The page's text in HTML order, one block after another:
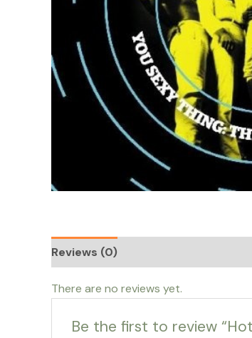
Reviews (0)
There are no reviews yet.
Be the first to review